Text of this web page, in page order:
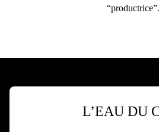
“productrice”.
L’EAU DU